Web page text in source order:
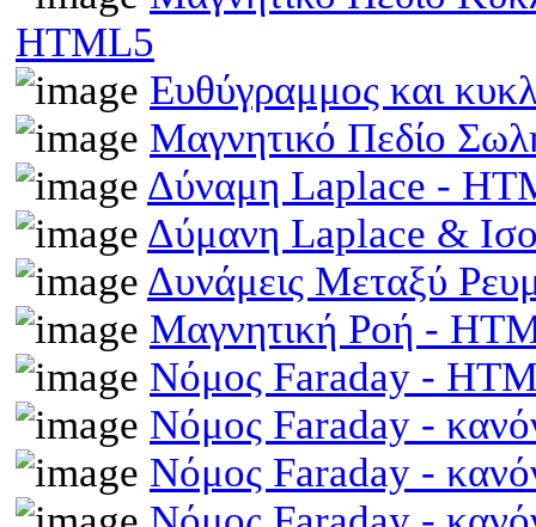
HTML5
Ευθύγραμμος και
Μαγνητικό Πεδίο
Δύναμη Laplace -
Δύμανη Laplace &
Δυνάμεις Μεταξύ
Μαγνητική Ροή -
Νόμος Faraday -
Νόμος Faraday -
Νόμος Faraday -